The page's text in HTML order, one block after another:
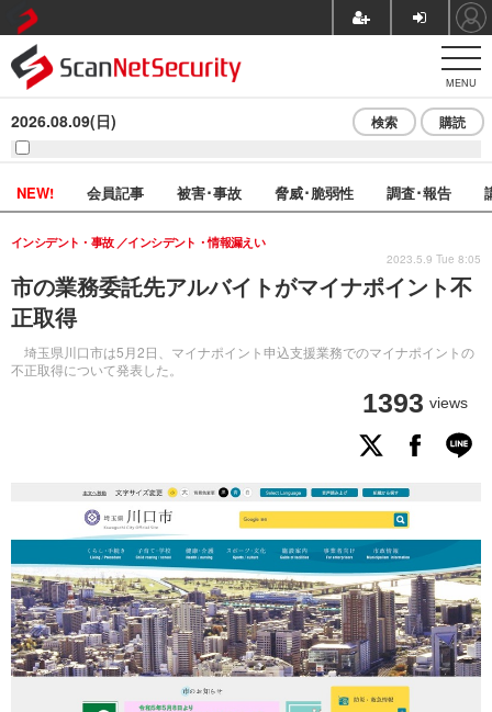
MENU
2026.08.09(日) 検索 購読
NEW! 会員記事 被害･事故 脅威･脆弱性 調査･報告
市の業務委託先アルバイトがマイナポイント不
正取得
埼玉県川口市は5月2日、マイナポイント申込支援業務でのマイナポイントの
不正取得について発表した。
インシデント・事故 インシデント・情報漏えい
1393 views
2023.5.9 Tue 8:05